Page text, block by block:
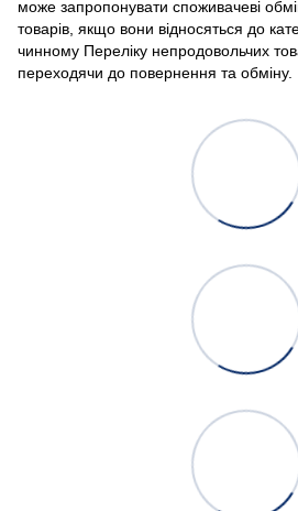
може запропонувати споживачеві
товарів, якщо вони відносяться до
чинному Переліку непродовольчих
переходячи до повернення та обміну.